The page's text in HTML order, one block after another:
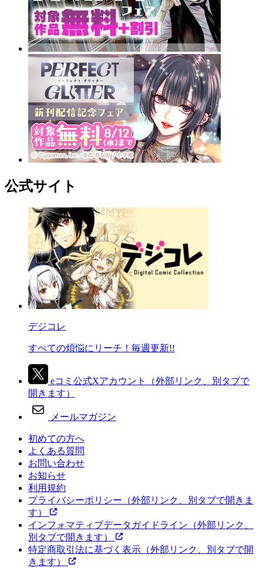
公式サイト
デジコレ
すべての煩悩にリーチ！毎週更新!!
eコミ公式Xアカウント
（外部リンク、別タブで
開きます）
メールマガジン
初めての方へ
よくある質問
お問い合わせ
お知らせ
利用規約
プライバシーポリシー （外部リンク、別タブで開きま
す）
インフォマティブデータガイドライン （外部リンク、
別タブで開きます）
特定商取引法に基づく表示 （外部リンク、別タブで開
きます）